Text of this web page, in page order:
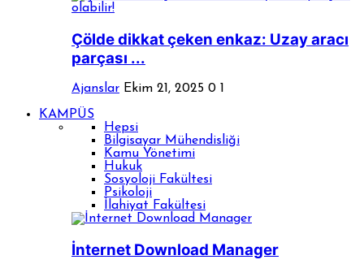
Çölde dikkat çeken enkaz: Uzay aracı
parçası ...
Ajanslar Ekim 21, 2025 0 1
KAMPÜS
Hepsi
Bilgisayar Mühendisliği
Kamu Yönetimi
Hukuk
Sosyoloji Fakültesi
Psikoloji
İlahiyat Fakültesi
İnternet Download Manager